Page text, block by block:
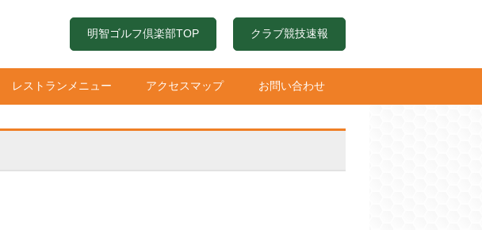
明智ゴルフ倶楽部TOP クラブ競技速報
レストランメニュー アクセスマップ お問い合わせ